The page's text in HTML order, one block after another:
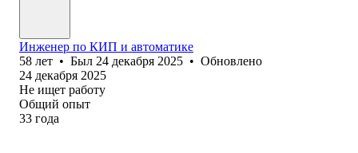
Инженер по КИП и автоматике
58 лет • Был 24 декабря 2025 • Обновлено
24 декабря 2025
Не ищет работу
Общий опыт
33 года